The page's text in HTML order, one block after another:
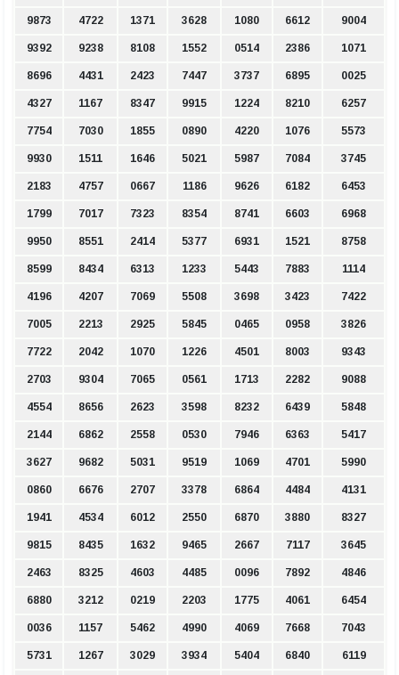
9873 4722 1371 3628 1080 6612 9004
9392 9238 8108 1552 0514 2386 1071
8696 4431 2423 7447 3737 6895 0025
4327 1167 8347 9915 1224 8210 6257
7754 7030 1855 0890 4220 1076 5573
9930 1511 1646 5021 5987 7084 3745
2183 4757 0667 1186 9626 6182 6453
1799 7017 7323 8354 8741 6603 6968
9950 8551 2414 5377 6931 1521 8758
8599 8434 6313 1233 5443 7883 1114
4196 4207 7069 5508 3698 3423 7422
7005 2213 2925 5845 0465 0958 3826
7722 2042 1070 1226 4501 8003 9343
2703 9304 7065 0561 1713 2282 9088
4554 8656 2623 3598 8232 6439 5848
2144 6862 2558 0530 7946 6363 5417
3627 9682 5031 9519 1069 4701 5990
0860 6676 2707 3378 6864 4484 4131
1941 4534 6012 2550 6870 3880 8327
9815 8435 1632 9465 2667 7117 3645
2463 8325 4603 4485 0096 7892 4846
6880 3212 0219 2203 1775 4061 6454
0036 1157 5462 4990 4069 7668 7043
5731 1267 3029 3934 5404 6840 6119